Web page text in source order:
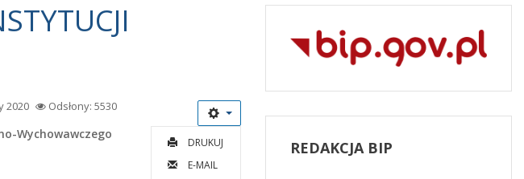
DRUKUJ
E-MAIL
2020 Odsłony: 5530
Wychowawczego
REDAKCJABIP